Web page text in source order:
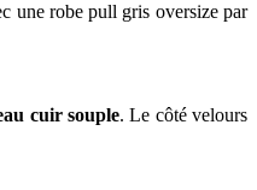
une robe pull gris oversize par
cuir souple. Le côté velours